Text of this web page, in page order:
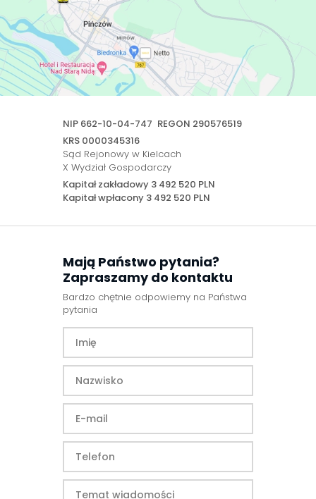
NIP 662-10-04-747 REGON 290576519
KRS 0000345316
Sąd Rejonowy w Kielcach
X Wydział Gospodarczy
Kapitał zakładowy 3 492 520 PLN
Kapitał wpłacony 3 492 520 PLN
Mają Państwo pytania?
Zapraszamy do kontaktu
Bardzo chętnie odpowiemy na Państwa
pytania